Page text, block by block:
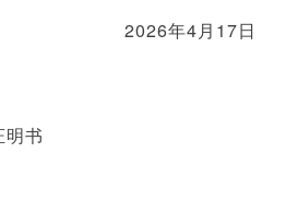
2026年4月17日
书